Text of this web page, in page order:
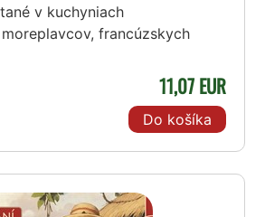
v kuchyniach
francúzskych
11,07 EUR
Do košíka